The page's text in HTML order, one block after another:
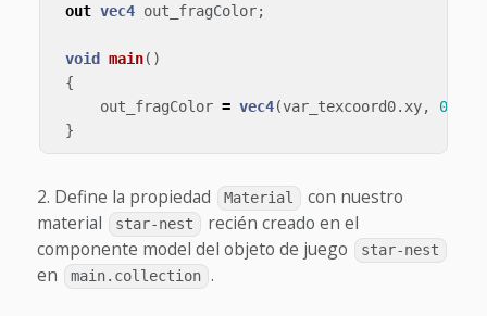
out vec4 out_fragColor;
void main()
{
out_fragColor = vec4(var_texcoord0. xy, 0
}
Define la propiedad Material
con nuestro
material
star-nest
recién creado en el
componente model del objeto de juego
star-nest
en main.collection .